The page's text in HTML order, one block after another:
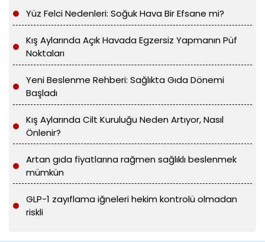
Yüz Felci Nedenleri: Soğuk Hava Bir Efsane mi?
Kış Aylarında Açık Havada Egzersiz Yapmanın Püf
Noktaları
Yeni Beslenme Rehberi: Sağlıkta Gıda Dönemi
Başladı
Kış Aylarında Cilt Kuruluğu Neden Artıyor, Nasıl
Önlenir?
Artan gıda fiyatlarına rağmen sağlıklı beslenmek
mümkün
GLP-1 zayıflama iğneleri hekim kontrolü olmadan
riskli